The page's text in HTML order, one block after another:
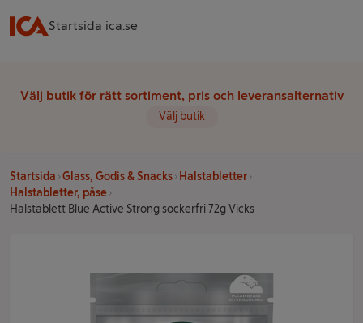
Startsida ica.se
Välj butik för rätt sortiment, pris och leveransalternativ
Välj butik
Startsida Glass, Godis & Snacks
Halstabletter
Halstabletter, påse
Halstablett Blue Active Strong sockerfri 72g Vicks